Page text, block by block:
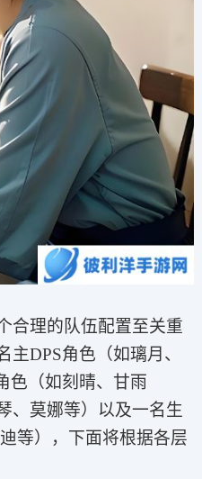
合理的队伍配置至关重
DPS角色（如璃月、
色（如刻晴、甘雨
、莫娜等）以及一名生
等），下面将根据各层